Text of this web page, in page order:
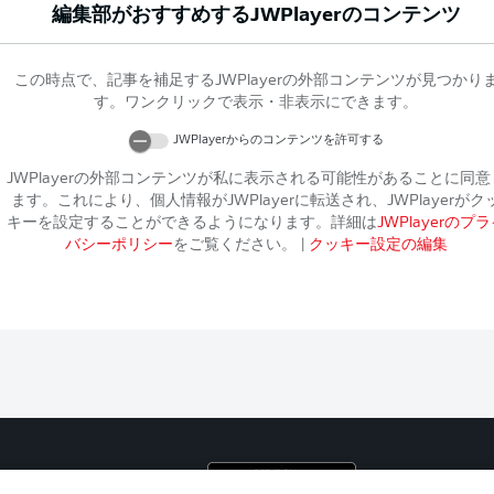
編集部がおすすめするJWPlayerのコンテンツ
この時点で、記事を補足するJWPlayerの外部コンテンツが見つかりま
す。ワンクリックで表示・非表示にできます。
JWPlayerからのコンテンツを許可する
JWPlayerの外部コンテンツが私に表示される可能性があることに同意
ます。これにより、個人情報がJWPlayerに転送され、 JWPlayerがク
キーを設定することができるようになります。詳細はJWPlayerのプラ
バシーポリシーをご覧ください。 クッキー設定の編集